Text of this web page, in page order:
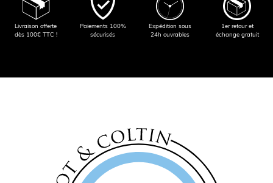
Livraison offerte
dès 100€ TTC !
Paiements 100%
sécurisés
Expédition sous
24h ouvrables
1er retour et
échange gratuit